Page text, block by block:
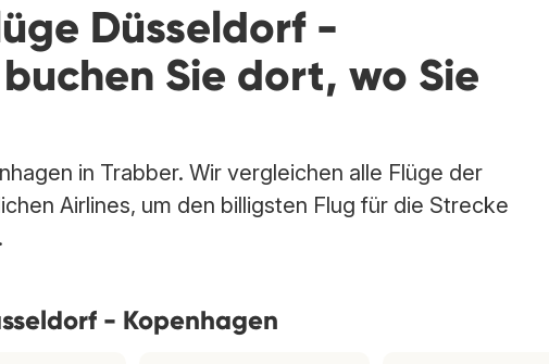
Düsseldorf -
Sie dort, wo Sie
in Trabber. Wir vergleichen alle Flüge der
Airlines, um den billigsten Flug für die Strecke
- Kopenhagen